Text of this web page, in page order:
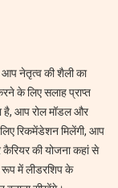
आप नेतृत्व की शैली का
के लिए सलाह प्राप्त
है, आप रोल मॉडल और
रिकमेंडेशन मिलेंगी, आप
कैरियर की योजना कहां से
रूप में लीडरशिप के